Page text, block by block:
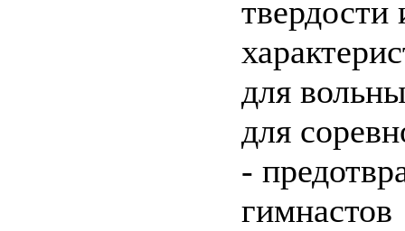
для
для
-
гимнастов